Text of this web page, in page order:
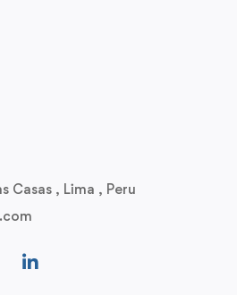
Casas , Lima , Peru